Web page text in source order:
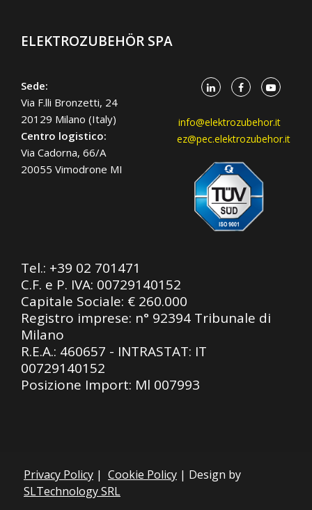
ELEKTROZUBEHÖR SPA
Sede:
Via F.lli Bronzetti, 24
20129 Milano (Italy)
Centro logistico:
Via Cadorna, 66/A
20055 Vimodrone MI
info@elektrozubehor.it
ez@pec.elektrozubehor.it
Tel.: +39 02 701471
C.F. e P. IVA: 00729140152
Capitale Sociale: € 260.000
Registro imprese: n° 92394 Tribunale di
Milano
R.E.A.: 460657 - INTRASTAT: IT
00729140152
Posizione Import: Ml 007993
Privacy Policy | Cookie Policy | Design by
SLTechnology SRL